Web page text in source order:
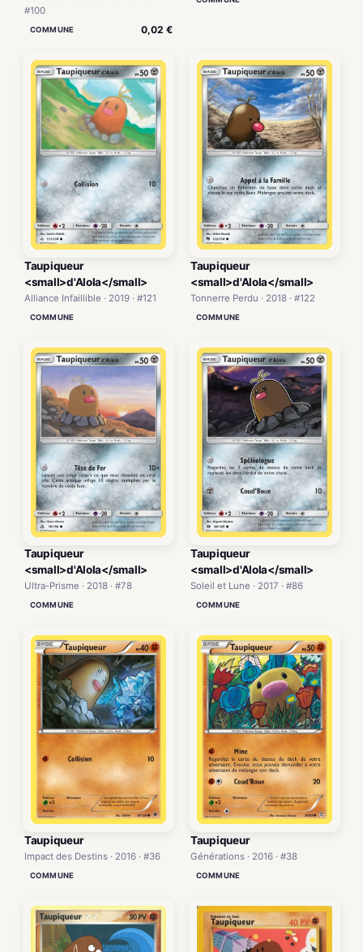
#100
COMMUNE 0,02 €
Taupiqueur
<small>d'Alola</small>
Alliance Infaillible · 2019 · #121
COMMUNE
Taupiqueur
<small>d'Alola</small>
Tonnerre Perdu · 2018 · #122
COMMUNE
Taupiqueur
<small>d'Alola</small>
Ultra-Prisme · 2018 · #78
COMMUNE
Taupiqueur
<small>d'Alola</small>
Soleil et Lune · 2017 · #86
COMMUNE
Taupiqueur
Impact des Destins · 2016 · #36
COMMUNE
Taupiqueur
Générations · 2016 · #38
COMMUNE